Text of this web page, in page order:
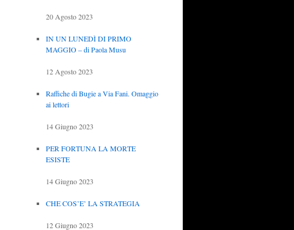
20 Agosto 2023
IN UN LUNEDÌ DI PRIMO
MAGGIO – di Paola Musu
12 Agosto 2023
Raffiche di Bugie a Via Fani. Omaggio
ai lettori
14 Giugno 2023
PER FORTUNA LA MORTE
ESISTE
14 Giugno 2023
CHE COS’E’ LA STRATEGIA
12 Giugno 2023